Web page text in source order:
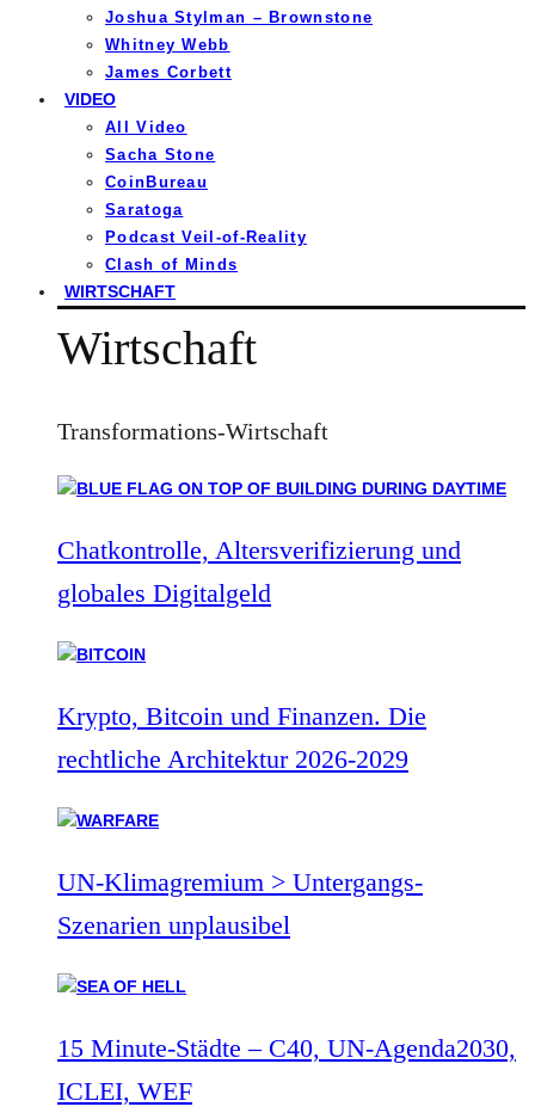
Joshua Stylman – Brownstone
Whitney Webb
James Corbett
VIDEO
All Video
Sacha Stone
CoinBureau
Saratoga
Podcast Veil-of-Reality
Clash of Minds
WIRTSCHAFT
Wirtschaft
Transformations-Wirtschaft
Chatkontrolle, Altersverifizierung und
globales Digitalgeld
Krypto, Bitcoin und Finanzen. Die
rechtliche Architektur 2026-2029
UN-Klimagremium > Untergangs-
Szenarien unplausibel
15 Minute-Städte – C40, UN-Agenda2030,
ICLEI, WEF